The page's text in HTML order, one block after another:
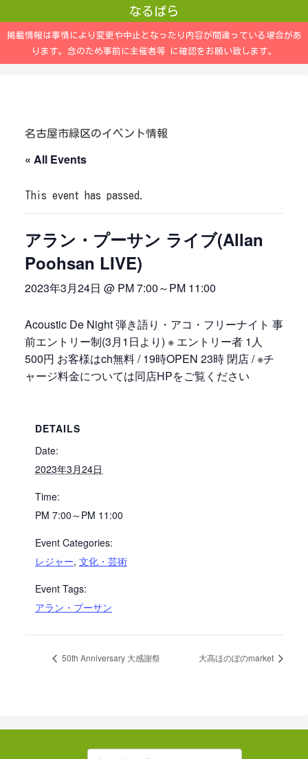
なるぱら
掲載情報は事情により変更や中止となったり内容が間違っている場合があ
ります。念のため事前に主催者等 に確認をお願い致します。
名古屋市緑区のイベント情報
« All Events
This event has passed.
アラン・プーサン ライブ(Allan
Poohsan LIVE)
2023年3月24日 @ PM 7:00～PM 11:00
Acoustic De Night 弾き語り・アコ・フリーナイト 事
前エントリー制(3月1日より) ※ エントリー者 1人
500円 お客様はch無料 / 19時OPEN 23時 閉店 / ※チ
ャージ料金については同店HPをご覧ください
DETAILS
Date:
2023年3月24日
Time:
PM 7:00～PM 11:00
Event Categories:
レジャー, 文化・芸術
Event Tags:
アラン・プーサン
50th Anniversary 大感謝祭 大高ほのぼのmarket